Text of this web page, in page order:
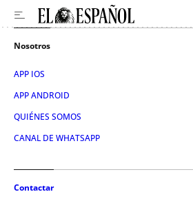
Nosotros
APP IOS
APP ANDROID
QUIÉNES SOMOS
CANAL DE WHATSAPP
Contactar